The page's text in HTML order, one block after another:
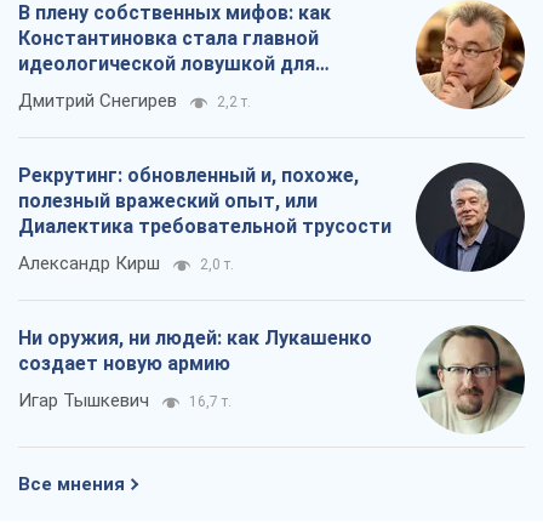
В плену собственных мифов: как
Константиновка стала главной
идеологической ловушкой для
российских оккупантов
Дмитрий Снегирев 2,2 т.
Рекрутинг: обновленный и, похоже,
полезный вражеский опыт, или
Диалектика требовательной трусости
Александр Кирш 2,0 т.
Ни оружия, ни людей: как Лукашенко
создает новую армию
Игар Тышкевич 16,7 т.
Все мнения